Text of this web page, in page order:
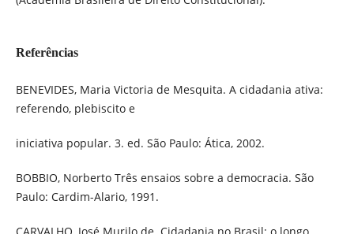
Referências
BENEVIDES, Maria Victoria de Mesquita. A cidadania ativa:
referendo, plebiscito e
iniciativa popular. 3. ed. São Paulo: Ática, 2002.
BOBBIO, Norberto Três ensaios sobre a democracia. São
Paulo: Cardim-Alario, 1991.